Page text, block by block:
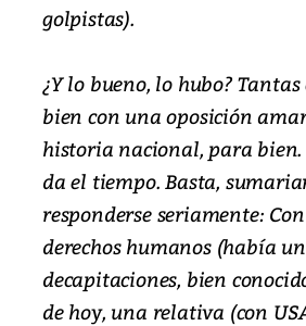
golpistas).
¿Y lo bueno, lo hubo?
bien con una oposición
historia nacional, para bien.
da el tiempo. Basta,
responderse seriamente:
derechos humanos (había
decapitaciones, bien
de hoy, una relativa (con